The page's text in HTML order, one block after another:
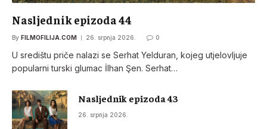
Nasljednik epizoda 44
By FILMOFILIJA.COM 26. srpnja 2026. 0
U središtu priče nalazi se Serhat Yelduran, kojeg utjelovljuje
popularni turski glumac İlhan Şen. Serhat…
Nasljednik epizoda 43
26. srpnja 2026.